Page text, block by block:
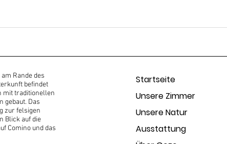
Rande des
befindet
mit traditionellen
gebaut. Das
zur felsigen
Blick auf die
Comino und das
Startseite
Unsere Zimmer
Unsere Natur
Ausstattung